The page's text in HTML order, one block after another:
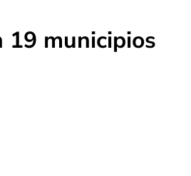
19 municipios